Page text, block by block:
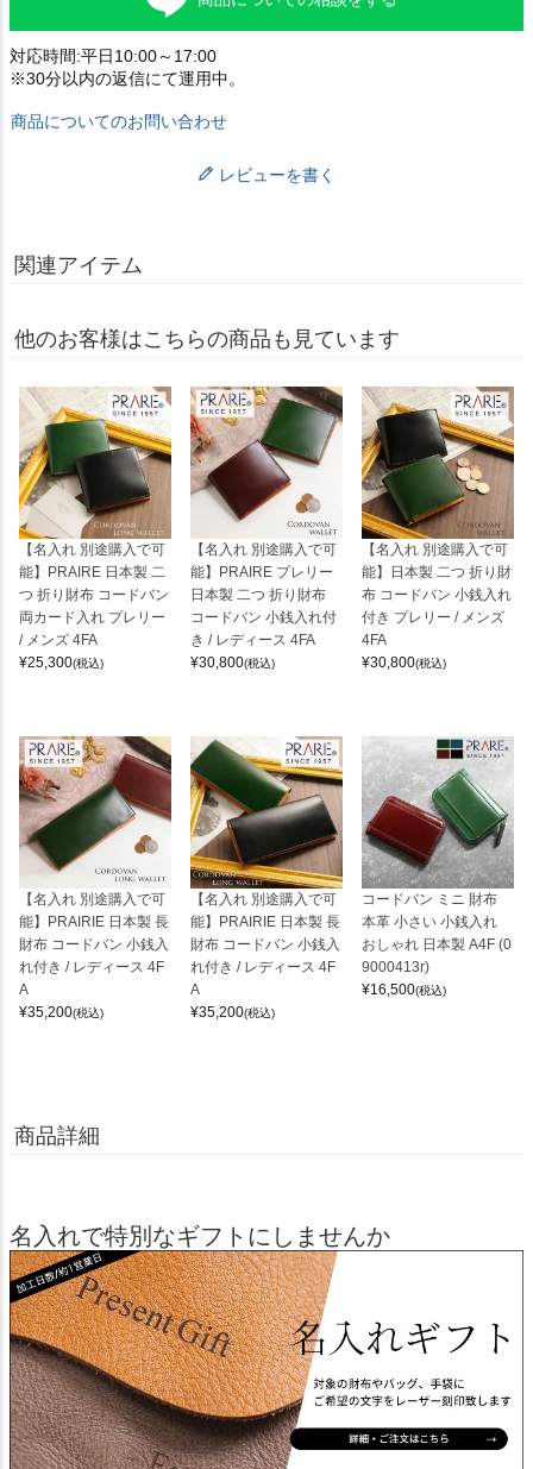
対応時間:平日10:00～17:00
※30分以内の返信にて運用中。
商品についてのお問い合わせ
レビューを書く
関連アイテム
他のお客様はこちらの商品も見ています
【名入れ 別途購入で可
能】PRAIRE 日本製 二
つ 折り財布 コードバン
両カード入れ プレリー
/ メンズ 4FA
¥25,300(税込)
【名入れ 別途購入で可
能】PRAIRE プレリー
日本製 二つ 折り財布
コードバン 小銭入れ付
き / レディース 4FA
¥30,800(税込)
【名入れ 別途購入で可
能】日本製 二つ 折り財
布 コードバン 小銭入れ
付き プレリー / メンズ
4FA
¥30,800(税込)
【名入れ 別途購入で可
能】PRAIRIE 日本製 長
財布 コードバン 小銭入
れ付き / レディース 4F
A
¥35,200(税込)
【名入れ 別途購入で可
能】PRAIRIE 日本製 長
財布 コードバン 小銭入
れ付き / レディース 4F
A
¥35,200(税込)
コードバン ミニ 財布
本革 小さい 小銭入れ
おしゃれ 日本製 A4F (0
9000413r)
¥16,500(税込)
商品詳細
名入れで特別なギフトにしませんか